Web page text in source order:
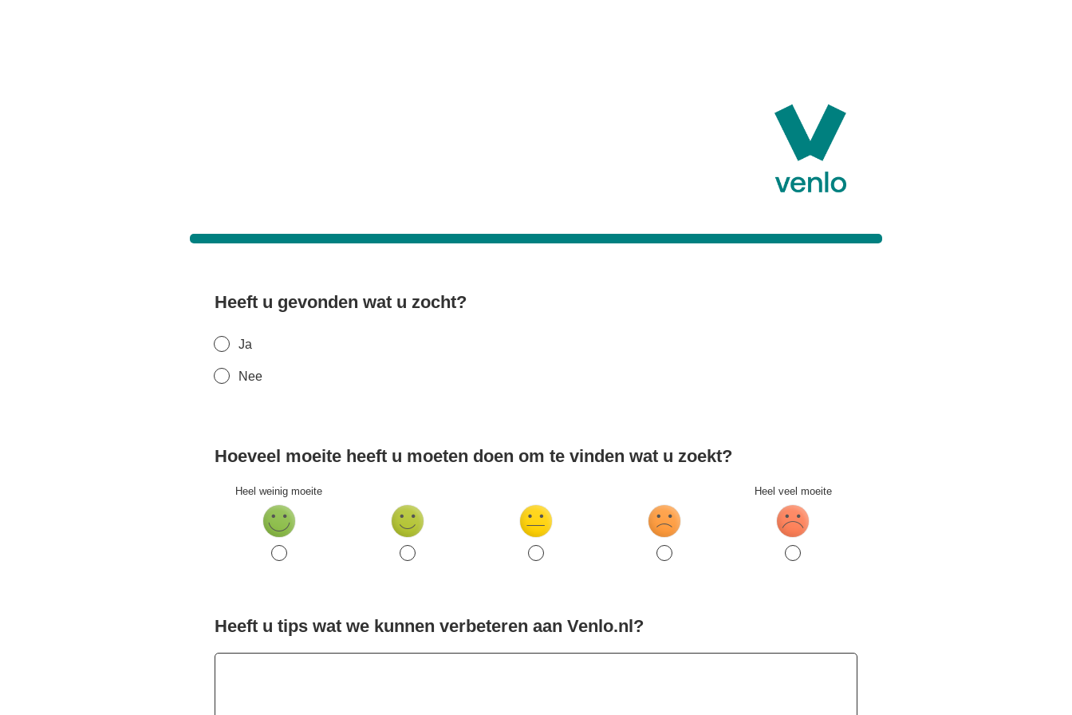
Heeft u gevonden wat u zocht?
Ja
Nee
Hoeveel moeite heeft u moeten doen om te vinden wat u zoekt?
Heel weinig moeite Heel veel moeite
Heeft u tips wat we kunnen verbeteren aan Venlo.nl?